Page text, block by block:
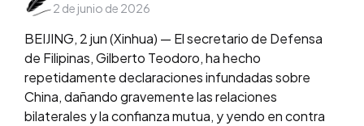
by
2 de junio de 2026
BEIJING, 2 jun (Xinhua) — El secretario de Defensa
de Filipinas, Gilberto Teodoro, ha hecho
repetidamente declaraciones infundadas sobre
China, dañando gravemente las relaciones
bilaterales y la confianza mutua, y yendo en contra